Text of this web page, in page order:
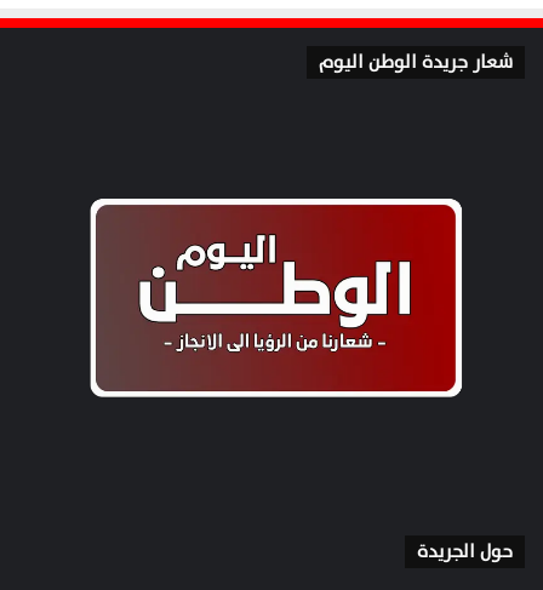
شعار جريدة الوطن اليوم
حول الجريدة